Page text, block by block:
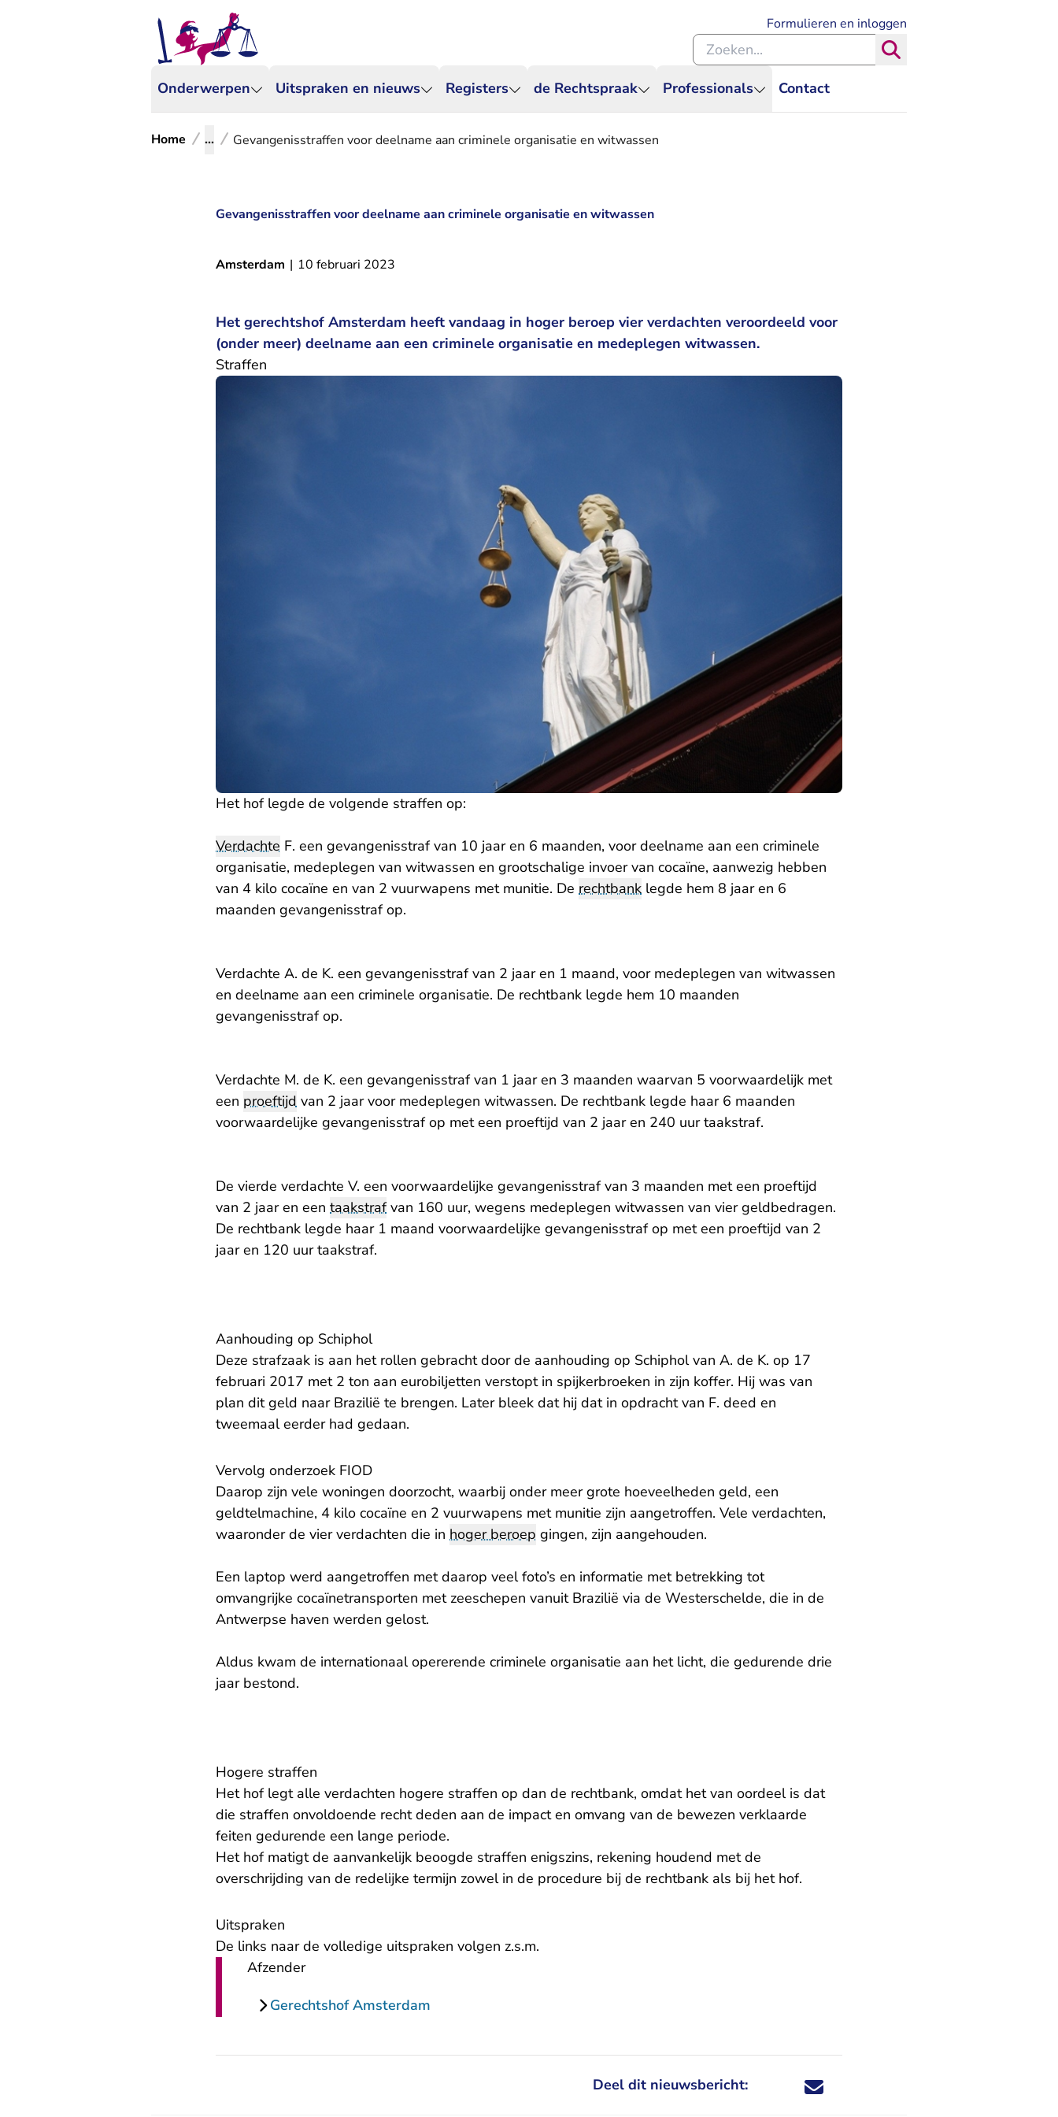
Onderwerpen Uitspraken en nieuws Registers de Rechtspraak Professionals Contact
Formulieren en inloggen
Zoeken binnen de Rechtspraak
Home ... Gevangenisstraffen voor deelname aan criminele organisatie en witwassen
Gevangenisstraffen voor deelname aan criminele organisatie en witwassen
Amsterdam | 10 februari 2023
Het gerechtshof Amsterdam heeft vandaag in hoger beroep vier verdachten veroordeeld voor
(onder meer) deelname aan een criminele organisatie en medeplegen witwassen.
Straffen
Het hof legde de volgende straffen op:
Verdachte F. een gevangenisstraf van 10 jaar en 6 maanden, voor deelname aan een criminele
organisatie, medeplegen van witwassen en grootschalige invoer van cocaïne, aanwezig hebben
van 4 kilo cocaïne en van 2 vuurwapens met munitie. De rechtbank legde hem 8 jaar en 6
maanden gevangenisstraf op.
Verdachte A. de K. een gevangenisstraf van 2 jaar en 1 maand, voor medeplegen van witwassen
en deelname aan een criminele organisatie. De rechtbank legde hem 10 maanden
gevangenisstraf op.
Verdachte M. de K. een gevangenisstraf van 1 jaar en 3 maanden waarvan 5 voorwaardelijk met
een proeftijd van 2 jaar voor medeplegen witwassen. De rechtbank legde haar 6 maanden
voorwaardelijke gevangenisstraf op met een proeftijd van 2 jaar en 240 uur taakstraf.
De vierde verdachte V. een voorwaardelijke gevangenisstraf van 3 maanden met een proeftijd
van 2 jaar en een taakstrafvan 160 uur, wegens medeplegen witwassen van vier geldbedragen.
De rechtbank legde haar 1 maand voorwaardelijke gevangenisstraf op met een proeftijd van 2
jaar en 120 uur taakstraf.
Aanhouding op Schiphol
Deze strafzaak is aan het rollen gebracht door de aanhouding op Schiphol van A. de K. op 17
februari 2017 met 2 ton aan eurobiljetten verstopt in spijkerbroeken in zijn koffer. Hij was van
plan dit geld naar Brazilië te brengen. Later bleek dat hij dat in opdracht van F. deed en
tweemaal eerder had gedaan.
Vervolg onderzoek FIOD
Daarop zijn vele woningen doorzocht, waarbij onder meer grote hoeveelheden geld, een
geldtelmachine, 4 kilo cocaïne en 2 vuurwapens met munitie zijn aangetroffen. Vele verdachten,
waaronder de vier verdachten die in hoger beroep gingen, zijn aangehouden.
Een laptop werd aangetroffen met daarop veel foto’s en informatie met betrekking tot
omvangrijke cocaïnetransporten met zeeschepen vanuit Brazilië via de Westerschelde, die in de
Antwerpse haven werden gelost.
Aldus kwam de internationaal opererende criminele organisatie aan het licht, die gedurende drie
jaar bestond.
Hogere straffen
Het hof legt alle verdachten hogere straffen op dan de rechtbank, omdat het van oordeel is dat
die straffen onvoldoende recht deden aan de impact en omvang van de bewezen verklaarde
feiten gedurende een lange periode.
Het hof matigt de aanvankelijk beoogde straffen enigszins, rekening houdend met de
overschrijding van de redelijke termijn zowel in de procedure bij de rechtbank als bij het hof.
Uitspraken
De links naar de volledige uitspraken volgen z.s.m.
Afzender
Gerechtshof Amsterdam
Deel dit nieuwsbericht: Deel dit nieuwsbericht via X - U verlaat
Deel dit nieuwsbericht via Facebook - U
Deel dit nieuwsbericht via e-mail
Deel dit nieuwsbericht via LinkedIn - U